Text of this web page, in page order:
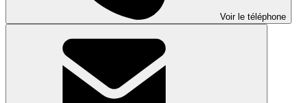
Voir le téléphone